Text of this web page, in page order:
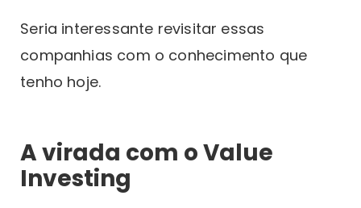
Seria interessante revisitar essas
companhias com o conhecimento que
tenho hoje.
A virada com o Value
Investing